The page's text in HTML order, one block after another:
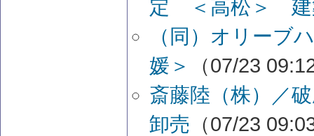
定 ＜高松＞ 建
（同）オリーブ
媛＞
（07/23
斎藤陸（株）／
卸売 （07/23